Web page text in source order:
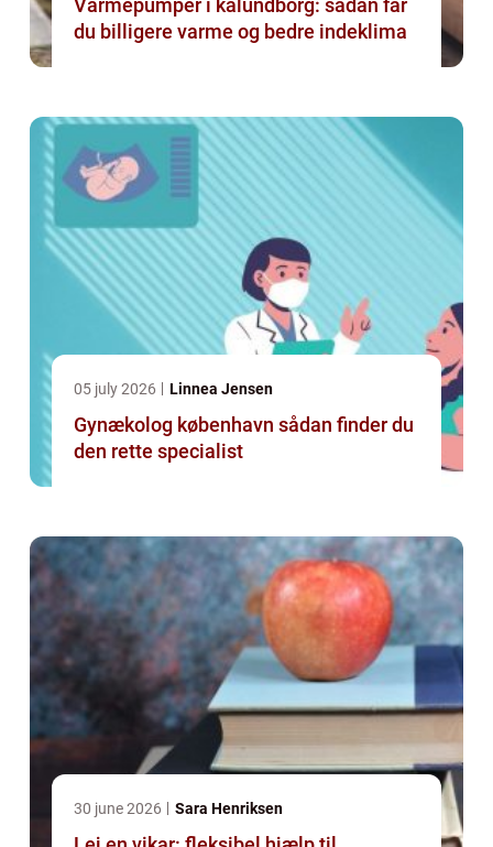
Varmepumper i kalundborg: sådan får
du billigere varme og bedre indeklima
05 july 2026 Linnea Jensen
Gynækolog københavn sådan finder du
den rette specialist
30 june 2026 Sara Henriksen